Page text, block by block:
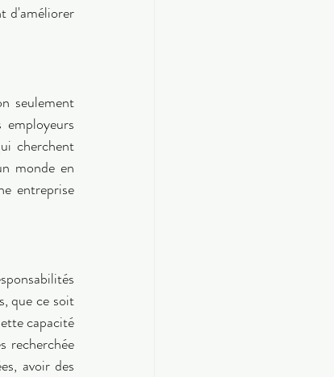
d'améliorer
seulement
cherchent
monde en
entreprise
que ce soit
capacité
recherchée
avoir des